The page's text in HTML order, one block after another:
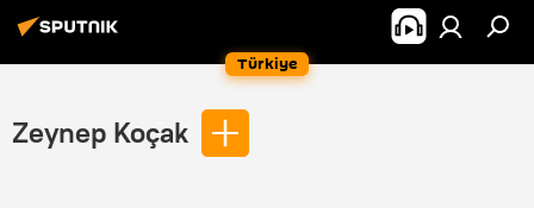
Türkiye
Zeynep Koçak